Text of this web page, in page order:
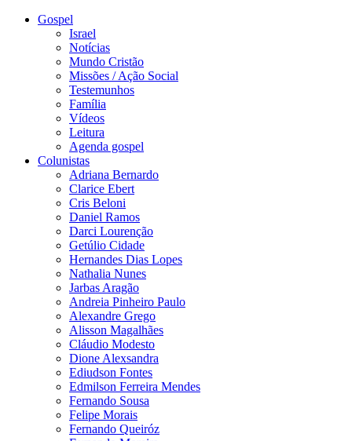
Gospel
Israel
Notícias
Mundo Cristão
Missões / Ação Social
Testemunhos
Família
Vídeos
Leitura
Agenda gospel
Colunistas
Adriana Bernardo
Clarice Ebert
Cris Beloni
Daniel Ramos
Darci Lourenção
Getúlio Cidade
Hernandes Dias Lopes
Nathalia Nunes
Jarbas Aragão
Andreia Pinheiro Paulo
Alexandre Grego
Alisson Magalhães
Cláudio Modesto
Dione Alexsandra
Ediudson Fontes
Edmilson Ferreira Mendes
Fernando Sousa
Felipe Morais
Fernando Queiróz